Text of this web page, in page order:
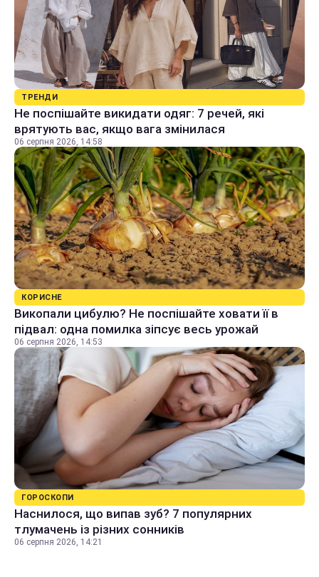
ТРЕНДИ
Не поспішайте викидати одяг: 7 речей, які
врятують вас, якщо вага змінилася
06 серпня 2026, 14:58
КОРИСНЕ
Викопали цибулю? Не поспішайте ховати її в
підвал: одна помилка зіпсує весь урожай
06 серпня 2026, 14:53
ГОРОСКОПИ
Наснилося, що випав зуб? 7 популярних
тлумачень із різних сонників
06 серпня 2026, 14:21